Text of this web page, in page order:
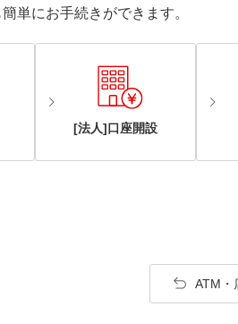
単にお手続きができます。
[法人]口座開設
ATM・